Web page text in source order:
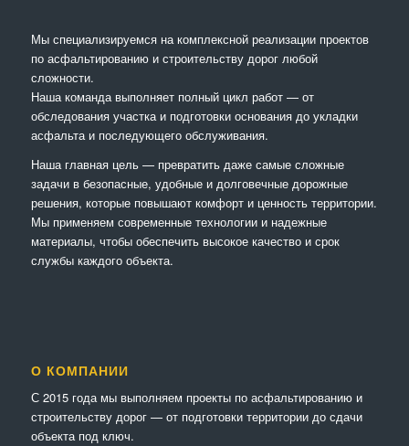
Мы специализируемся на комплексной реализации проектов
по асфальтированию и строительству дорог любой
сложности.
Наша команда выполняет полный цикл работ — от
обследования участка и подготовки основания до укладки
асфальта и последующего обслуживания.
Наша главная цель — превратить даже самые сложные
задачи в безопасные, удобные и долговечные дорожные
решения, которые повышают комфорт и ценность территории.
Мы применяем современные технологии и надежные
материалы, чтобы обеспечить высокое качество и срок
службы каждого объекта.
О КОМПАНИИ
С 2015 года мы выполняем проекты по асфальтированию и
строительству дорог — от подготовки территории до сдачи
объекта под ключ.